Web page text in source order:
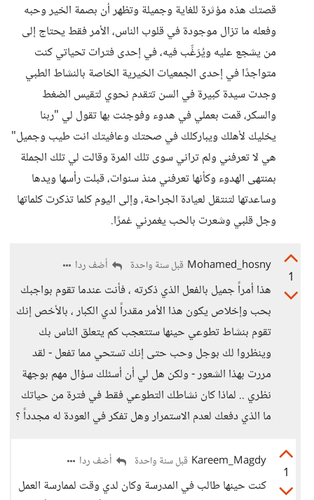
قصتك هذه مؤثرة للغاية وجميلة وتظهر أن بصمة الخير وحبه
وفعله ما تزال موجودة في قلوب الناس، الأمر فقط يحتاج إلى
من يشجع عليه ويُرَغِّب فيه، في إحدى فترات تحياتي كنت
متواجدًا في إحدى الجمعيات الخيرية الخاصة بالنشاط الطبي
وجدت سيدة كبيرة في السن تتقدم نحوي لتقيس الضغط
والسكر، قمت بعملي في هدوء وفوجئت بها تقول لي "ربنا
يخليك لأهلك ويباركلك في صحتك وعافيتك انت طيب وجميل"
هي لا تعرفني ولم تراني سوى تلك المرة وقالت لي تلك الجملة
بمنتهى الهدوء وكأنها تعرفني منذ سنوات، قبلت رأسها ويدها
وساعدتها لتنتقل لعيادة الجراحة، وإلى اليوم كلما تذكرت كلماتها
وجل قلبي وشعرت بالحب يغمرني غمرًا.
1
Mohamed_hosny قبل سنة واحدة أضف ردا
هذا أمراً جميل بالفعل الذي ذكرته ، فأنت عندما تقوم بواجبك
بحب وإخلاص يكون هذا الأمر مقدراً لدي الكبار ، بالأخص إنك
تقوم بنشاط تطوعي حينها ستتعجب كم يتعلق الناس بك
وينظروا لك بوجل وحب حتى إنك تستحي مما تفعل - لقد
مررت بهذا الشعور - ولكن هل لي أن أسئلك سؤال مهم بوجهة
نظري .. لماذا كان نشاطك التطوعي فقط في فترة من حياتك
ما الذي دفعك لعدم الاستمرار وهل تفكر في العودة له مجدداً ؟
1
Kareem_Magdy قبل سنة واحدة أضف ردا
كنت حينها طالب في المدرسة وكان لدي وقت لممارسة العمل